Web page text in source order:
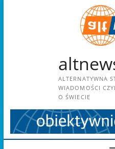
ALTERNATYWNA
WIADOMOŚCI
O ŚWIECIE